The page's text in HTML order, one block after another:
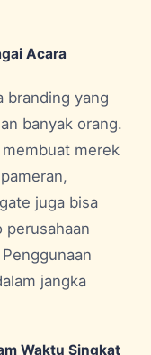
Acara
branding yang
banyak orang.
merek
juga bisa
perusahaan
jangka
Waktu Singkat